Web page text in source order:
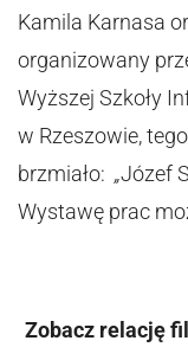
Kamila Karnasa
organizowany
Wyższej Szkoły
w Rzeszowie,
brzmiało: „Józef
Wystawę prac
Zobacz relację